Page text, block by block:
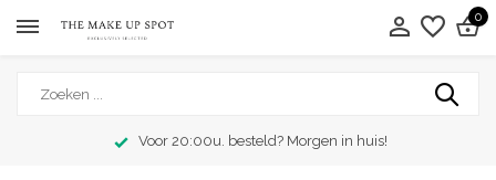
0
Exclusieve merken